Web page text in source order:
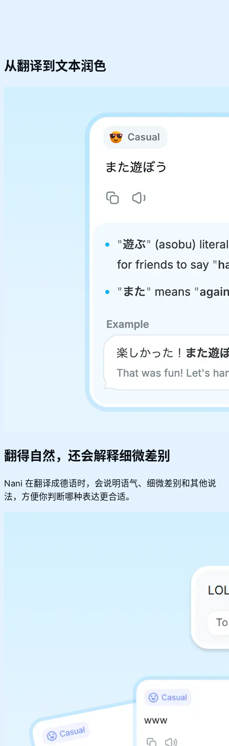
从翻译到 文本润色
翻得自然，还会解释细微差别
Nani 在翻译成德语时，会说明语气、细微差别和其他说
法，方便你判断哪种表达更合适。